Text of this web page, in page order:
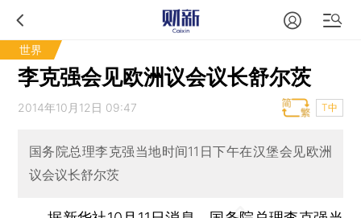
世界
李克强会见欧洲议会议长舒尔茨
2014年10月12日 09:47 T中
国务院总理李克强当地时间11日下午在汉堡会见欧洲
议会议长舒尔茨